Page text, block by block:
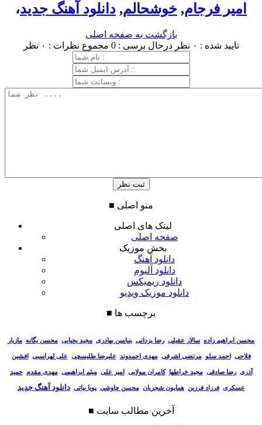
، امیر فرجام, خوشحالم, دانلود آهنگ جدید
بازگشت به صفحه اصلی
تایید شده : ۰ نظر
درحال برسی : 0 مجموع نظرات : ۰ نظر
■ منو اصلی
لینک های اصلی
صفحه اصلی
بخش موزیک
دانلود آهنگ
دانلود آلبوم
دانلود ریمیکس
دانلود موزیک ویدیو
■ برچسب ها
محسن ابراهیم زاده سالار عقیلی رضا یزدانی بنیامین بهادری مجید یحیایی محسن یگانه مازیار
فلاحی احمد سلو مرتضی اشرفی مهدی احمدوند علیرضا طلیسچی علی لهراسبی افشین
آذری رضا صادقی مجید خراطها کامران مولایی امیر علی میثم ابراهیمی مهدی مقدم حمید
عسکری فرزاد فرزین همایون شجریان محسن چاوشی پویا بیاتی دانلود آهنگ جدید
■ آخرین مطالب سایت